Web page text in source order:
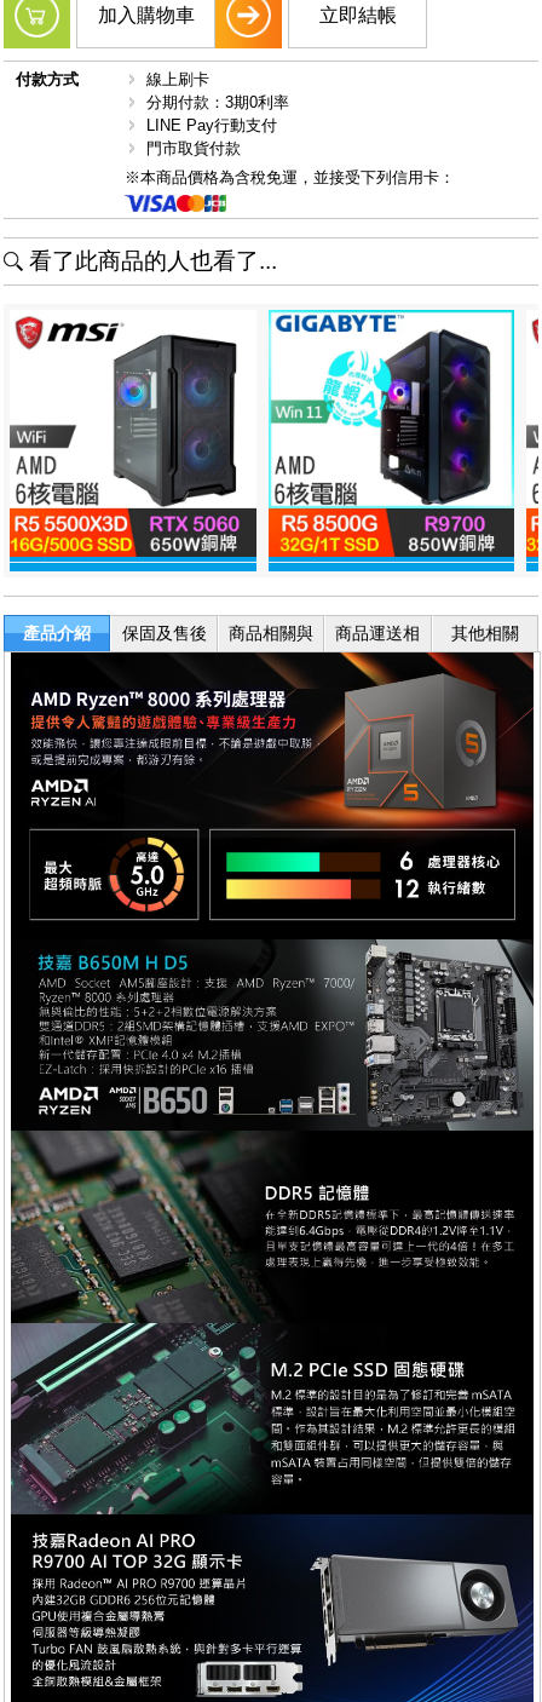
加入購物車 立即結帳
付款方式
線上刷卡
分期付款：3期0利率
LINE Pay行動支付
門市取貨付款
※本商品價格為含稅免運，並接受下列信用卡：
看了此商品的人也看了...
產品介紹
保固及售後
商品相關與
退換貨
商品運送相
關
其他相關